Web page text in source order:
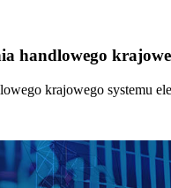
handlowego
krajowego systemu